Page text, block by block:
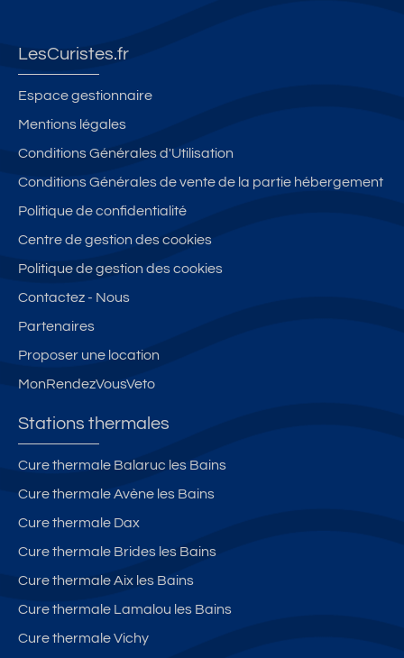
LesCuristes.fr
Espace gestionnaire
Mentions légales
Conditions Générales d'Utilisation
Conditions Générales de vente de la partie hébergement
Politique de confidentialité
Centre de gestion des cookies
Politique de gestion des cookies
Contactez - Nous
Partenaires
Proposer une location
MonRendezVousVeto
Stations thermales
Cure thermale Balaruc les Bains
Cure thermale Avène les Bains
Cure thermale Dax
Cure thermale Brides les Bains
Cure thermale Aix les Bains
Cure thermale Lamalou les Bains
Cure thermale Vichy